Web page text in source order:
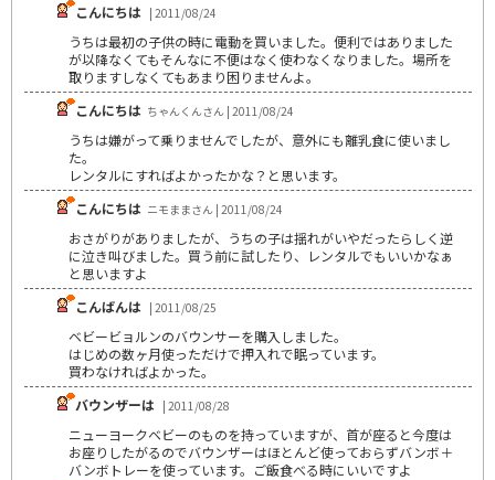
こんにちは | 2011/08/24
うちは最初の子供の時に電動を買いました。便利ではありました
が以降なくてもそんなに不便はなく使わなくなりました。場所を
取りますしなくてもあまり困りませんよ。
こんにちは ちゃんくんさん | 2011/08/24
うちは嫌がって乗りませんでしたが、意外にも離乳食に使いまし
た。
レンタルにすればよかったかな？と思います。
こんにちは ニモままさん | 2011/08/24
おさがりがありましたが、うちの子は揺れがいやだったらしく逆
に泣き叫びました。買う前に試したり、レンタルでもいいかなぁ
と思いますよ
こんばんは | 2011/08/25
ベビービョルンのバウンサーを購入しました。
はじめの数ヶ月使っただけで押入れで眠っています。
買わなければよかった。
バウンザーは | 2011/08/28
ニューヨークベビーのものを持っていますが、首が座ると今度は
お座りしたがるのでバウンザーはほとんど使っておらずバンボ＋
バンボトレーを使っています。ご飯食べる時にいいですよ